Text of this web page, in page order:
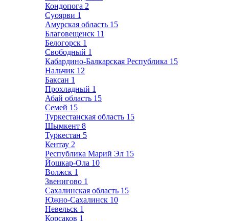
Кондопога 2
Суоярви 1
Амурская область 15
Благовещенск 11
Белогорск 1
Свободный 1
Кабардино-Балкарская Республика 15
Нальчик 12
Баксан 1
Прохладный 1
Абай область 15
Семей 15
Туркестанская область 15
Шымкент 8
Туркестан 5
Кентау 2
Республика Марий Эл 15
Йошкар-Ола 10
Волжск 1
Звенигово 1
Сахалинская область 15
Южно-Сахалинск 10
Невельск 1
Корсаков 1